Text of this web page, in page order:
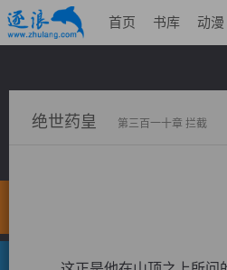
首页 书库 动漫
绝世药皇 第三百一十章 拦截